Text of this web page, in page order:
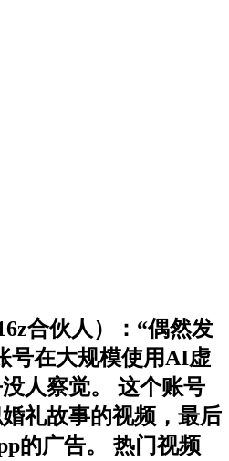
合伙人）：“偶然发
号在大规模使用AI虚
人察觉。 这个账号
礼故事的视频，最后
的广告。 热门视频